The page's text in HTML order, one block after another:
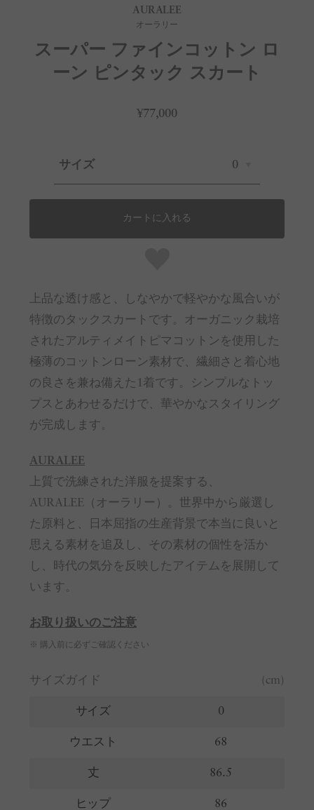
AURALEE
オーラリー
スーパー ファインコットン ロ
ーン ピンタック スカート
¥77,000
サイズ 0
カートに入れる
上品な透け感と、しなやかで軽やかな風合いが
特徴のタックスカートです。オーガニック栽培
されたアルティメイトピマコットンを使用した
極薄のコットンローン素材で、繊細さと着心地
の良さを兼ね備えた1着です。シンプルなトッ
プスとあわせるだけで、華やかなスタイリング
が完成します。
AURALEE
上質で洗練された洋服を提案する、
AURALEE（オーラリー）。世界中から厳選し
た原料と、日本屈指の生産背景で本当に良いと
思える素材を追及し、その素材の個性を活か
し、時代の気分を反映したアイテムを展開して
います。
お取り扱いのご注意
※ 購入前に必ずご確認ください
サイズガイド (cm)
サイズ 0
ウエスト 68
丈 86.5
ヒップ 86